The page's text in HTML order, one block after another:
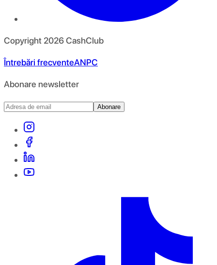
Copyright 2026CashClub
Întrebări frecventeANPC
Abonare newsletter
Abonare